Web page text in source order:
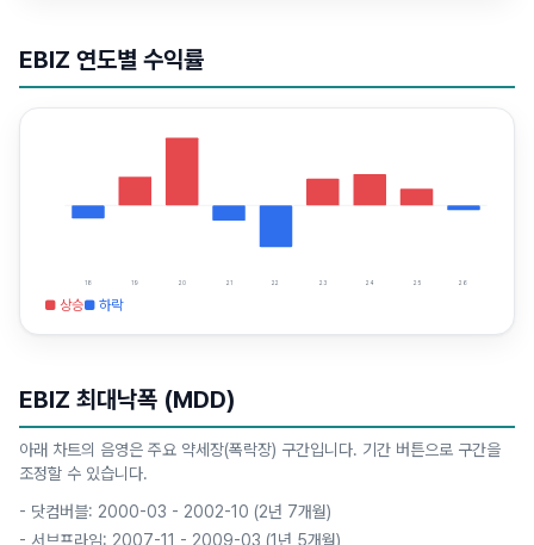
EBIZ 연도별 수익률
18 19 20 21 22 23 24 25 26
■ 상승■ 하락
EBIZ 최대낙폭 (MDD)
아래 차트의 음영은 주요 약세장(폭락장) 구간입니다. 기간 버튼으로 구간을
조정할 수 있습니다.
- 닷컴버블: 2000-03 - 2002-10 (2년 7개월)
- 서브프라임: 2007-11 - 2009-03 (1년 5개월)